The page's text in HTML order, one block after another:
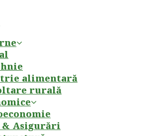
alimentară
rurală
& Asigurări